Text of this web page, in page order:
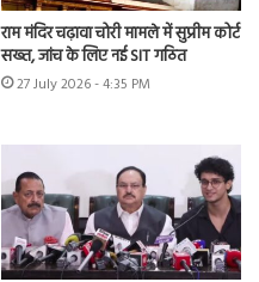
राम मंदिर चढ़ावा चोरी मामले में सुप्रीम कोर्ट
सख्त, जांच के लिए नई SIT गठित
27 July 2026 - 4:35 PM